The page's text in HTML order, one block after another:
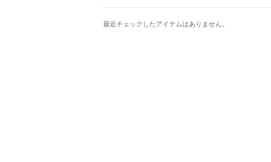
最近チェックしたアイテムはありません。